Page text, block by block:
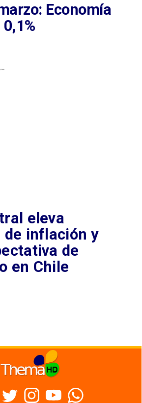
Economía
eleva
de inflación y
de
en Chile